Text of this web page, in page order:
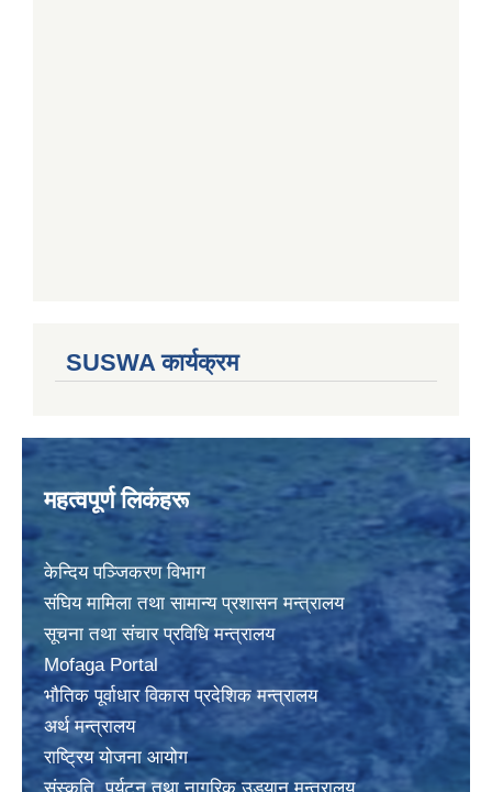
SUSWA कार्यक्रम
महत्वपूर्ण लिकंहरू
केन्दिय पञ्जिकरण विभाग
संघिय मामिला तथा सामान्य प्रशासन मन्त्रालय
सूचना तथा संचार प्रविधि मन्त्रालय
Mofaga Portal
भाैतिक पूर्वाधार विकास प्रदेशिक मन्त्रालय
अर्थ मन्त्रालय
राष्ट्रिय योजना आयोग